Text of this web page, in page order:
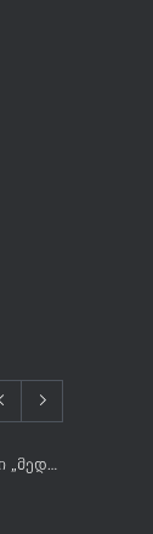
12 ივნისი – მოწვეული ნეიროქირურგები „მედინაში“